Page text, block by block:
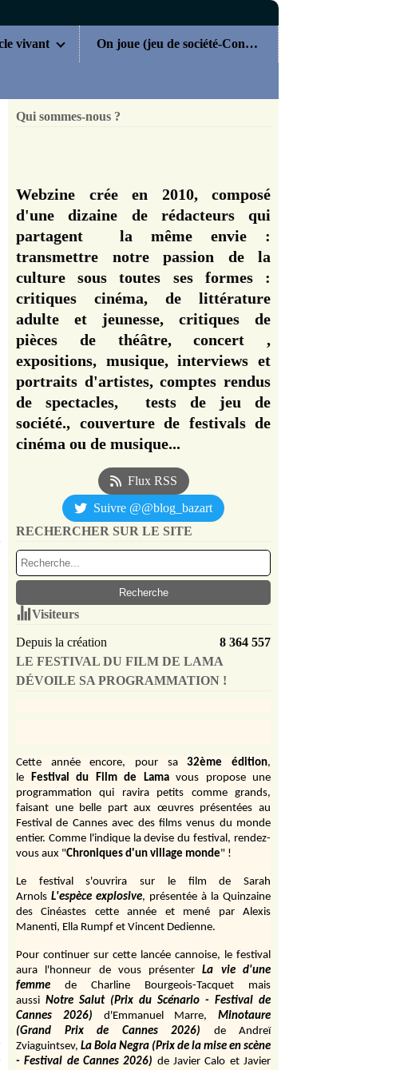
vivant On joue (jeu de société-Concours)
Qui sommes-nous ?
Webzine crée en 2010, composé
d'une dizaine de rédacteurs qui
partagent la même envie :
transmettre notre passion de la
culture sous toutes ses formes :
critiques cinéma, de littérature
adulte et jeunesse, critiques de
pièces de théâtre, concert ,
expositions, musique, interviews et
portraits d'artistes, comptes rendus
de spectacles, tests de jeu de
société., couverture de festivals de
cinéma ou de musique...
Flux RSS
Suivre @@blog_bazart
RECHERCHER SUR LE SITE
Visiteurs
Depuis la création
8 364 557
LE FESTIVAL DU FILM DE LAMA
DÉVOILE SA PROGRAMMATION !
Cette année encore, pour sa 32ème édition,
le Festival du Film de Lama vous propose une
programmation qui ravira petits comme grands,
faisant une belle part aux œuvres présentées au
Festival de Cannes avec des films venus du monde
entier. Comme l'indique la devise du festival, rendez-
vous aux "Chroniques d'un village monde" !
Le festival s'ouvrira sur le film de Sarah
Arnols L'espèce explosive, présentée à la Quinzaine
des Cinéastes cette année et mené par Alexis
Manenti, Ella Rumpf et Vincent Dedienne.
Pour continuer sur cette lancée cannoise, le festival
aura l'honneur de vous présenter
La vie d'une
femme
de Charline Bourgeois-Tacquet
mais
aussi Notre Salut (Prix du Scénario - Festival de
Cannes 2026)
d'Emmanuel Marre,
Minotaure
(Grand Prix de Cannes 2026)
de Andreï
Zviaguintsev, La Bola Negra (Prix de la mise en scène
- Festival de Cannes 2026) de Javier Calo et Javier